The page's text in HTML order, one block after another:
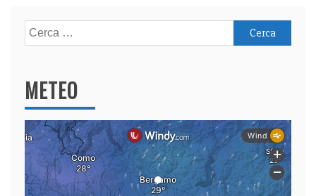
Ricerca
per:
METEO